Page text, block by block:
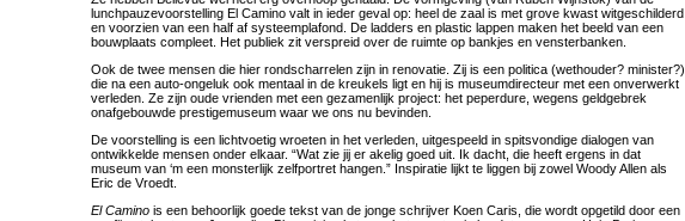
lunchpauzevoorstelling El Camino valt in ieder geval op: heel de zaal is met grove kwast witgeschilderd
en voorzien van een half af systeemplafond. De ladders en plastic lappen maken het beeld van een
bouwplaats compleet. Het publiek zit verspreid over de ruimte op bankjes en vensterbanken.
Ook de twee mensen die hier rondscharrelen zijn in renovatie. Zij is een politica (wethouder? minister?)
die na een auto-ongeluk ook mentaal in de kreukels ligt en hij is museumdirecteur met een onverwerkt
verleden. Ze zijn oude vrienden met een gezamenlijk project: het peperdure, wegens geldgebrek
onafgebouwde prestigemuseum waar we ons nu bevinden.
De voorstelling is een lichtvoetig wroeten in het verleden, uitgespeeld in spitsvondige dialogen van
ontwikkelde mensen onder elkaar. “Wat zie jij er akelig goed uit. Ik dacht, die heeft ergens in dat
museum van ‘m een monsterlijk zelfportret hangen.” Inspiratie lijkt te liggen bij zowel Woody Allen als
Eric de Vroedt.
El Camino is een behoorlijk goede tekst van de jonge schrijver Koen Caris, die wordt opgetild door een